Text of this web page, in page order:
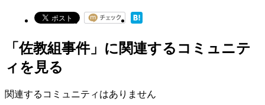
「佐教組事件」に関連するコミュニテ
ィを見る
関連するコミュニティはありません